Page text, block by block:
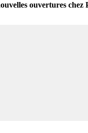
ouvertures chez